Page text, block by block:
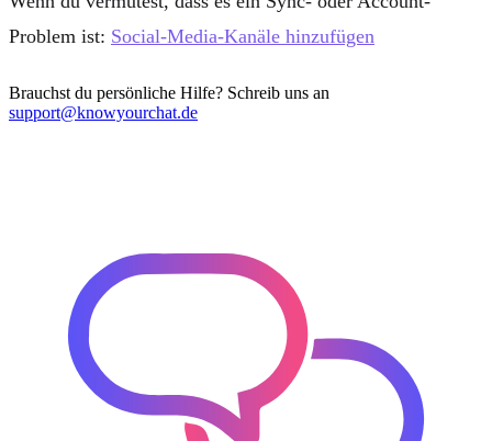
Problem ist: Social-Media-Kanäle hinzufügen
Brauchst du persönliche Hilfe? Schreib uns an
support@knowyourchat.de